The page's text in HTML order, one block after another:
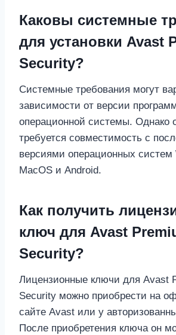
Каковы системные
для установки Avast
Security?
Системные требования могут
зависимости от версии
операционной системы. Однако
требуется совместимость с
версиями операционных систем
MacOS и Android.
Как получить
ключ для Avast
Security?
Лицензионные ключи для Avast
Security можно приобрести на
сайте Avast или у
После приобретения ключа он